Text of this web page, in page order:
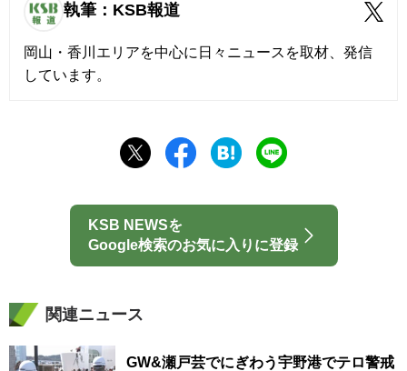
執筆：KSB報道
岡山・香川エリアを中心に日々ニュースを取材、発信
しています。
KSB NEWSを
Google検索のお気に入りに登録
関連ニュース
GW&瀬戸芸でにぎわう宇野港でテロ警戒